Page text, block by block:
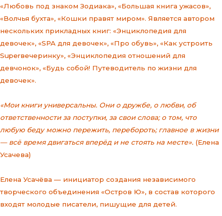
«Любовь под знаком Зодиака», «Большая книга ужасов»,
«Волчья бухта», «Кошки правят миром». Является автором
нескольких прикладных книг: «Энциклопедия для
девочек», «SPA для девочек», «Про обувь», «Как устроить
Superвечеринку», «Энциклопедия отношений для
девчонок», «Будь собой! Путеводитель по жизни для
девочек».
«Мои книги универсальны. Они о дружбе, о любви, об
ответственности за поступки, за свои слова; о том, что
любую беду можно пережить, перебороть; главное в жизни
— всё время двигаться вперёд и не стоять на месте». (Елена
Усачева)
Елена Усачёва — инициатор создания независимого
творческого объединения «Остров Ю», в состав которого
входят молодые писатели, пишущие для детей.